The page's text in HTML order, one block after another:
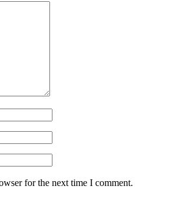
for the next time I comment.